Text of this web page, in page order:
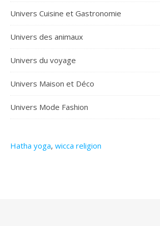
Univers Cuisine et Gastronomie
Univers des animaux
Univers du voyage
Univers Maison et Déco
Univers Mode Fashion
Hatha yoga, wicca religion